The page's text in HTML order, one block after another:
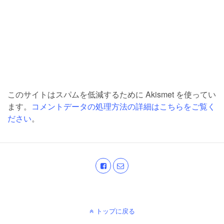
このサイトはスパムを低減するために Akismet を使ってい
ます。 コメントデータの処理方法の詳細はこちらをご覧く
ださい。
トップに戻る